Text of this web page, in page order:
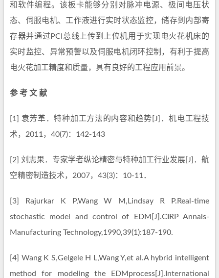
和软件编程。该板卡能够分别对脉冲电源、极间电压状
态、伺服电机、工作液进行实时状态监控，储存到内部寄
存器并通过PCI总线上传到上位机用于实现电火花机床的
实时监控、异常预警以及伺服电机闭环控制，有利于提高
电火花加工精度和质量，具有良好的工程应用前景。
参 考 文 献
[1] 袁芳革．特种加工方法的内容和趋势[J]．机电工程技
术，2011，40(7)：142-143
[2] 刘志果．专家学者纵论精密与特种加工行业发展[J]．航
空精密制造技术，2007，43(3)：10-11．
[3] Rajurkar K P,Wang W M,Lindsay R P.Real-time
stochastic model and control of EDM[J].CIRP Annals-
Manufacturing Technology,1990,39(1):187-190.
[4] Wang K S,Gelgele H L,Wang Y,et al.A hybrid intelligent
method for modeling the EDMprocess[J].International